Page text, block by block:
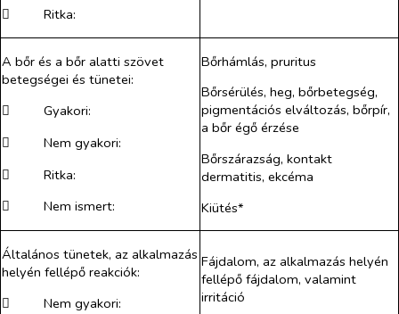
​
Ritka:
A bőr és a bőr alatti szövet
betegségei és tünetei:
​
Gyakori:
​
Nem gyakori:
​
Ritka:
​
Nem ismert:
Bőrhámlás, pruritus
Bőrsérülés, heg, bőrbetegség,
pigmentációs elváltozás, bőrpír,
a bőr égő érzése
Bőrszárazság, kontakt
dermatitis, ekcéma
Kiütés*
Általános tünetek, az alkalmazás
helyén fellépő reakciók:
​
Nem gyakori:
Fájdalom, az alkalmazás helyén
fellépő fájdalom, valamint
irritáció